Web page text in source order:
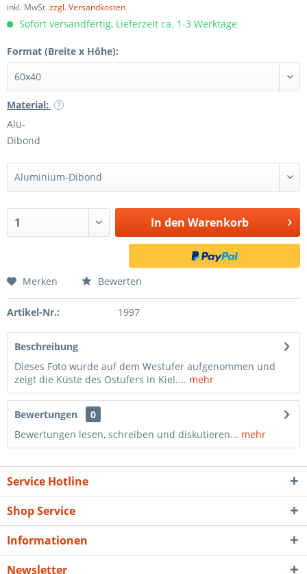
inkl. MwSt.zzgl. Versandkosten
Sofort versandfertig, Lieferzeit ca. 1-3 Werktage
Format (Breite x Höhe):
Material:
Alu-
Dibond
In den Warenkorb
Merken Bewerten
Artikel-Nr.: 1997
Beschreibung
Dieses Foto wurde auf dem Westufer aufgenommen und
zeigt die Küste des Ostufers in Kiel.... mehr
Bewertungen
0
Bewertungen lesen, schreiben und diskutieren... mehr
Service Hotline
Shop Service
Informationen
Newsletter